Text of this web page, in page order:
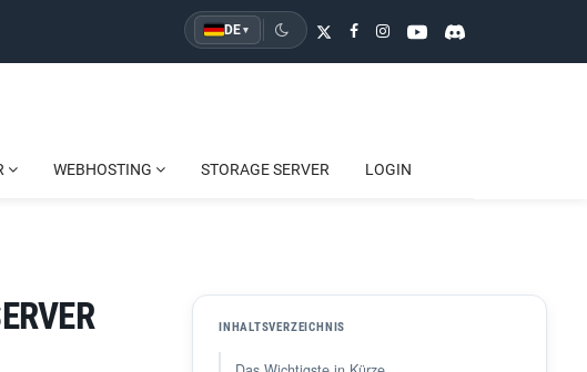
DE ▾
WEBHOSTING STORAGE SERVER LOGIN
INHALTSVERZEICHNIS